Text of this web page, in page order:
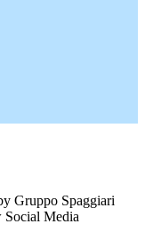
Gruppo Spaggiari
Media